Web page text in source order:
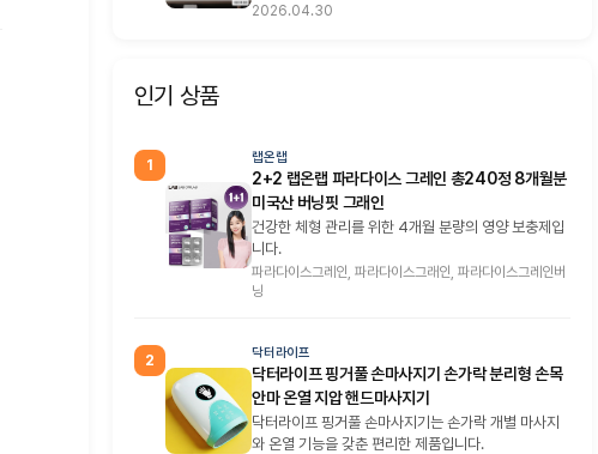
2026.04.30
인기 상품
1 랩온랩
2+2 랩온랩 파라다이스 그레인 총240정 8개월분
미국산 버닝핏 그래인
건강한 체형 관리를 위한 4개월 분량의 영양 보충제입
니다.
파라다이스그레인, 파라다이스그래인, 파라다이스그레인버
닝
2 닥터라이프
닥터라이프 핑거풀 손마사지기 손가락 분리형 손목
안마 온열 지압 핸드마사지기
닥터라이프 핑거풀 손마사지기는 손가락 개별 마사지
와 온열 기능을 갖춘 편리한 제품입니다.